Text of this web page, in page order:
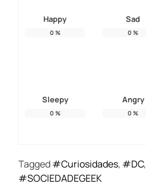
Happy
0 %
Sad
0 %
Sleepy
0 %
Angry
0 %
Tagged#Curiosidades, #DC,
#SOCIEDADEGEEK